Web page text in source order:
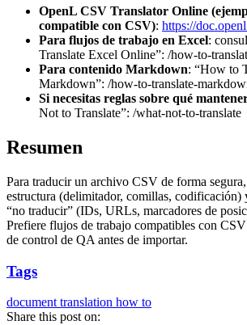
OpenL CSV Translator Online
compatible con CSV): https://
Para flujos de trabajo en Excel:
Translate Excel Online”: /how-to-
Para contenido Markdown: “How to
Markdown”: /how-to-translate-
Si necesitas reglas sobre qué
Not to Translate”: /what-not-to-translate
Resumen
Para traducir un archivo CSV de forma
estructura (delimitador, comillas, codificación)
“no traducir” (IDs, URLs, marcadores de
Prefiere flujos de trabajo compatibles con
de control de QA antes de importar.
Tags
document translation how to
Share this post on: